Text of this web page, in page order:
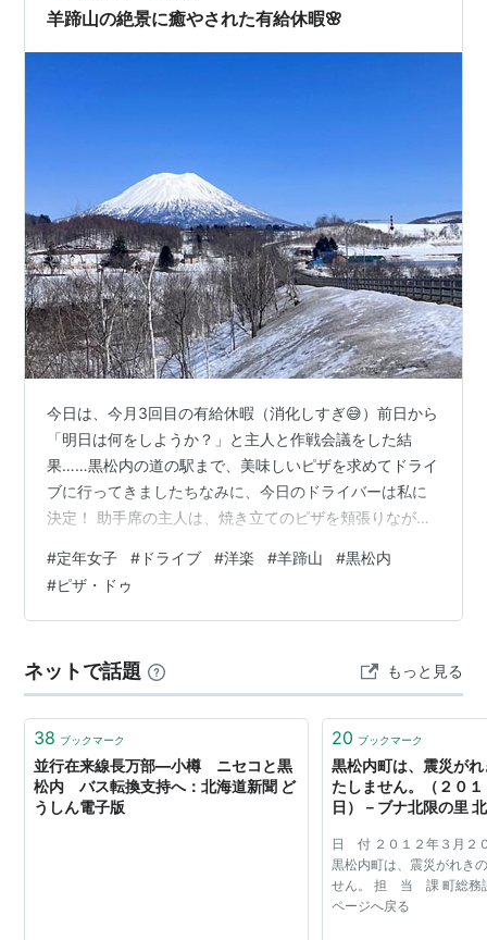
羊蹄山の絶景に癒やされた有給休暇🌸
今日は、今月3回目の有給休暇（消化しすぎ😅）前日から
「明日は何をしようか？」と主人と作戦会議をした結
果……黒松内の道の駅まで、美味しいピザを求めてドライ
ブに行ってきましたちなみに、今日のドライバーは私に
決定！ 助手席の主人は、焼き立てのピザを頬張りながら
りゃそうでしょ～。いいな〜、運転手じゃなかったら私
がその立場なのに（笑帰りは蘭越からニセコ側をぐるっ
と回るルートで帰宅。途中、目の前に現れた圧倒的な存
雪をまとった神々しさでした北海道にも、もうすぐそこ
まで春が来ているようです美味しいものを食べて、…
#定年女子 # ドライブ #洋楽 #羊蹄山 #黒松内
#ピザ・ドゥ
ネットで話題 もっと見る
38 ブックマーク
並行在来線長万部―小樽 ニセコと黒
松内 バス転換支持へ：北海道新聞 ど
うしん電子版
20 ブックマーク
黒松内町は、震災が
たしません。（２０
日）－ブナ北限の里
日 付 ２０１２年３月２
黒松内町は、震災がれき
せん。 担 当 課 町総
ページへ戻る